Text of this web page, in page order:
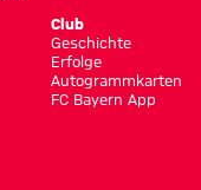
Club
Geschichte
Erfolge
Autogrammkarten
FC Bayern App